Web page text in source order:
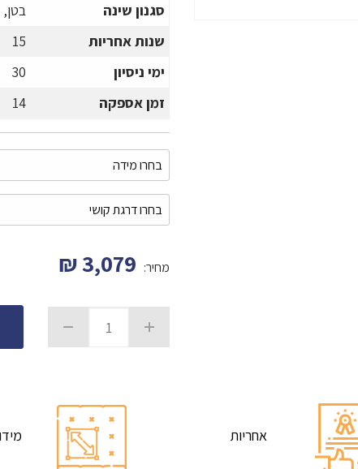
סגנון שינה
שנות אחריות
15
ימי ניסיון
30
זמן אספקה
14
מחיר: 3,079
₪
אחריות